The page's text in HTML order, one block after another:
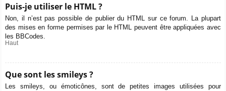
Puis-je utiliser le HTML ?
Non, il n’est pas possible de publier du HTML sur ce forum. La plupart
des mises en forme permises par le HTML peuvent être appliquées avec
les BBCodes.
Haut
Que sont les smileys ?
Les smileys, ou émoticônes, sont de petites images utilisées pour